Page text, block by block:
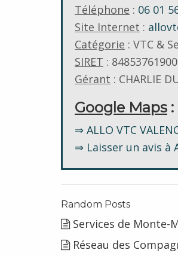
Téléphone : 06 01
Site Internet :
Catégorie : VTC &
SIRET :
Gérant : CHARLIE
Google Maps :
⇒ ALLO VTC
⇒ Laisser un avis à
Random Posts
Services de Monte-
Réseau des